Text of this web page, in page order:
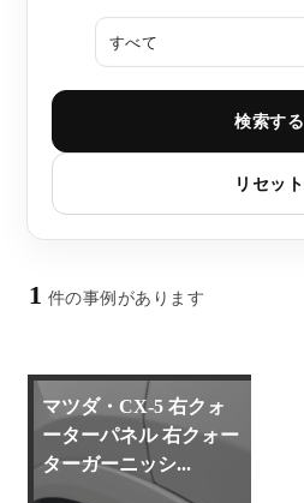
検索する
リセット
1 件の事例があります
マツダ・CX-5 右クォ
ーターパネル 右クォー
ターガーニッシ...